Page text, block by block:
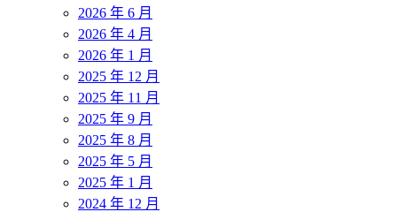
2026 年 6 月
2026 年 4 月
2026 年 1 月
2025 年 12 月
2025 年 11 月
2025 年 9 月
2025 年 8 月
2025 年 5 月
2025 年 1 月
2024 年 12 月